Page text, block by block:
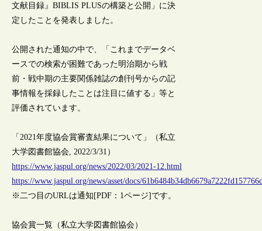
文献目録』BIBLIS PLUSの構築と公開」に決
定したことを発表しました。
公開された通知の中で、「これまでデータベ
ースでの検索が困難であった明治期から戦
前・戦中期の主要関係雑誌の創刊号からの記
事情報を採録したことは注目に値する」等と
評価されています。
「2021年度協会賞審査結果について」（私立
大学図書館協会, 2022/3/31）
https://www.jaspul.org/news/2022/03/2021-12.html
https://www.jaspul.org/news/asset/docs/
※二つ目のURLは通知[PDF：1ページ]です。
協会賞一覧（私立大学図書館協会）